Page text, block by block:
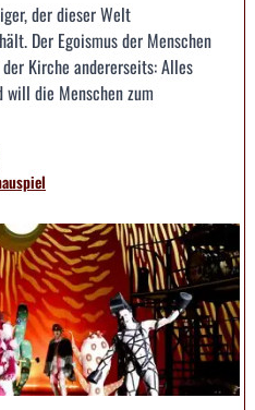
der dieser Welt
Der Egoismus der Menschen
Kirche andererseits: Alles
die Menschen zum